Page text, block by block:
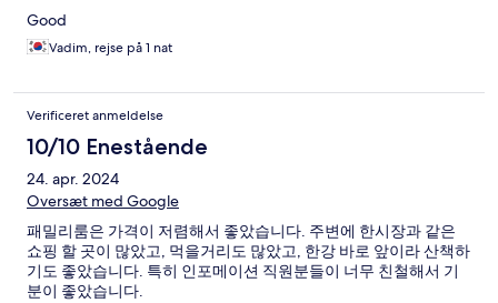
Good
Vadim, rejse på 1 nat
Verificeret anmeldelse
10/10 Enestående
24. apr. 2024
Oversæt med Google
패밀리룸은 가격이 저렴해서 좋았습니다. 주변에 한시장과 같은
쇼핑 할 곳이 많았고, 먹을거리도 많았고, 한강 바로 앞이라 산책하
기도 좋았습니다. 특히 인포메이션 직원분들이 너무 친철해서 기
분이 좋았습니다.